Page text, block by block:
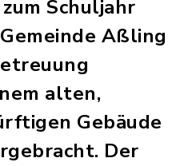
Schuljahr
Aßling
alten,
Gebäude
Der